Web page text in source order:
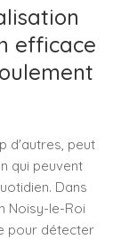
efficace
d'autres, peut
qui peuvent
Dans
Noisy-le-Roi
pour détecter